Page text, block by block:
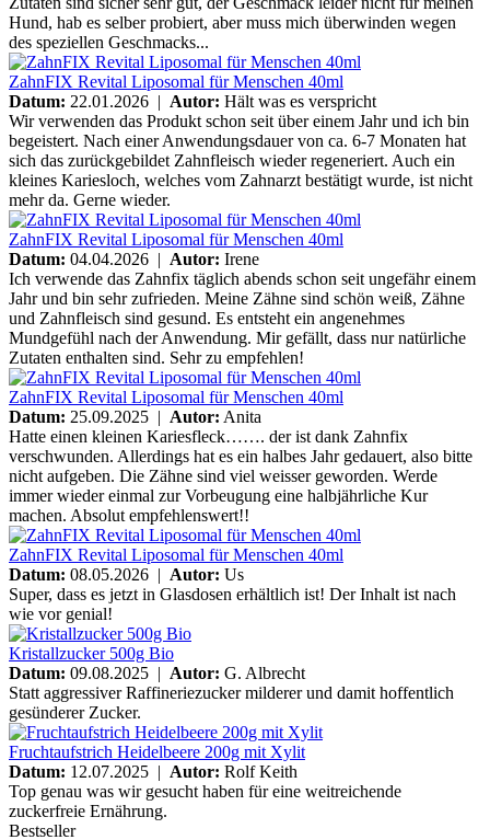
Hund, hab es selber probiert, aber muss mich überwinden wegen
des speziellen Geschmacks...
ZahnFIX Revital Liposomal für Menschen 40ml
Datum: 22.01.2026 | Autor: Hält was es verspricht
Wir verwenden das Produkt schon seit über einem Jahr und ich bin
begeistert. Nach einer Anwendungsdauer von ca. 6-7 Monaten hat
sich das zurückgebildet Zahnfleisch wieder regeneriert. Auch ein
kleines Kariesloch, welches vom Zahnarzt bestätigt wurde, ist nicht
mehr da. Gerne wieder.
ZahnFIX Revital Liposomal für Menschen 40ml
Datum: 04.04.2026 | Autor: Irene
Ich verwende das Zahnfix täglich abends schon seit ungefähr einem
Jahr und bin sehr zufrieden. Meine Zähne sind schön weiß, Zähne
und Zahnfleisch sind gesund. Es entsteht ein angenehmes
Mundgefühl nach der Anwendung. Mir gefällt, dass nur natürliche
Zutaten enthalten sind. Sehr zu empfehlen!
ZahnFIX Revital Liposomal für Menschen 40ml
Datum: 25.09.2025 | Autor: Anita
Hatte einen kleinen Kariesfleck……. der ist dank Zahnfix
verschwunden. Allerdings hat es ein halbes Jahr gedauert, also bitte
nicht aufgeben. Die Zähne sind viel weisser geworden. Werde
immer wieder einmal zur Vorbeugung eine halbjährliche Kur
machen. Absolut empfehlenswert!!
ZahnFIX Revital Liposomal für Menschen 40ml
Datum: 08.05.2026 | Autor: Us
Super, dass es jetzt in Glasdosen erhältlich ist! Der Inhalt ist nach
wie vor genial!
Kristallzucker 500g Bio
Datum: 09.08.2025 | Autor: G. Albrecht
Statt aggressiver Raffineriezucker milderer und damit hoffentlich
gesünderer Zucker.
Fruchtaufstrich Heidelbeere 200g mit Xylit
Datum: 12.07.2025 | Autor: Rolf Keith
Top genau was wir gesucht haben für eine weitreichende
zuckerfreie Ernährung.
Bestseller